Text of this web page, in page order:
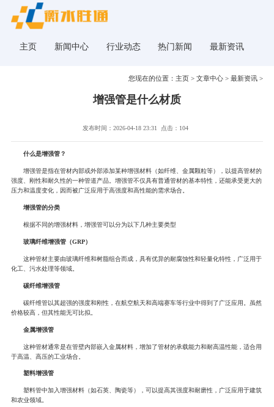
主页 新闻中心 行业动态 热门新闻 最新资讯
您现在的位置：主页 >文章中心 >最新资讯 >
增强管是什么材质
发布时间：2026-04-18 23:31 点击：104
什么是增强管？
增强管是指在管材内部或外部添加某种增强材料（如纤维、金属颗粒等），以提高管材的
强度、刚性和耐久性的一种管道产品。增强管不仅具有普通管材的基本特性，还能承受更大的
压力和温度变化，因而被广泛应用于高强度和高性能的需求场合。
增强管的分类
根据不同的增强材料，增强管可以分为以下几种主要类型
玻璃纤维增强管（GRP）
这种管材主要由玻璃纤维和树脂组合而成，具有优异的耐腐蚀性和轻量化特性，广泛用于
化工、污水处理等领域。
碳纤维增强管
碳纤维管以其超强的强度和刚性，在航空航天和高端赛车等行业中得到了广泛应用。虽然
价格较高，但其性能无可比拟。
金属增强管
这种管材通常是在管壁内部嵌入金属材料，增加了管材的承载能力和耐高温性能，适合用
于高温、高压的工业场合。
塑料增强管
塑料管中加入增强材料（如石英、陶瓷等），可以提高其强度和耐磨性，广泛应用于建筑
和农业领域。